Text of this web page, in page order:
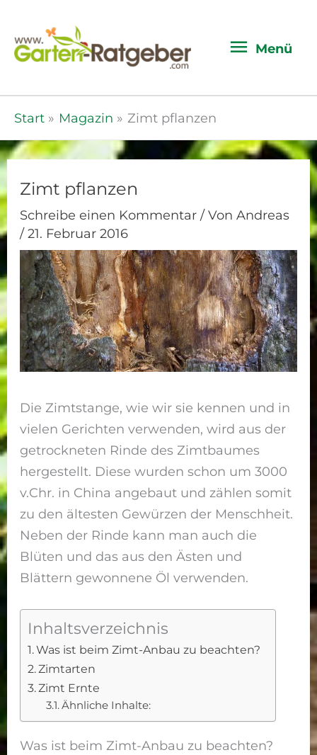
Menü
Start Magazin Zimt pflanzen
Zimt pflanzen
Schreibe einen Kommentar / VonAndreas
/21. Februar 2016
Die Zimtstange, wie wir sie kennen und in
vielen Gerichten verwenden, wird aus der
getrockneten Rinde des Zimtbaumes
hergestellt. Diese wurden schon um 3000
v.Chr. in China angebaut und zählen somit
zu den ältesten Gewürzen der Menschheit.
Neben der Rinde kann man auch die
Blüten und das aus den Ästen und
Blättern gewonnene Öl verwenden.
Inhaltsverzeichnis
Was ist beim Zimt-Anbau zu beachten?
Zimtarten
Zimt Ernte
Ähnliche Inhalte:
Was ist beim Zimt-Anbau zu beachten?